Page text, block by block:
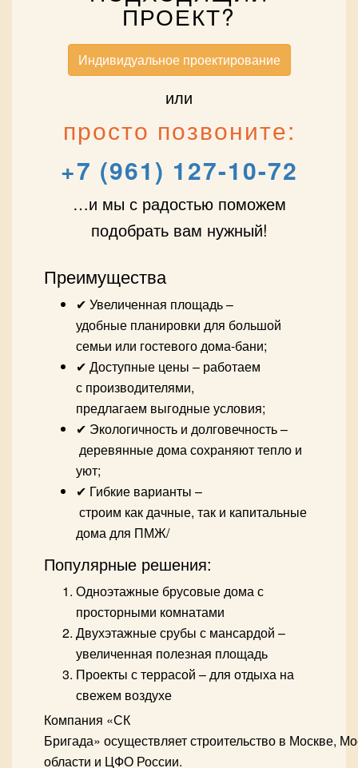
ПРОЕКТ?
Индивидуальное проектирование
или
просто позвоните:
+7 (961) 127-10-72
…и мы с радостью поможем
подобрать вам нужный!
Преимущества
✔ Увеличенная площадь –
удобные планировки для большой
семьи или гостевого дома-бани;
✔ Доступные цены – работаем
с производителями,
предлагаем выгодные условия;
✔ Экологичность и долговечность –
деревянные дома сохраняют тепло и
уют;
✔ Гибкие варианты –
строим как дачные, так и капитальные
дома для ПМЖ/
Популярные решения:
Одноэтажные брусовые дома с
просторными комнатами
Двухэтажные срубы с мансардой –
увеличенная полезная площадь
Проекты с террасой – для отдыха на
свежем воздухе
Компания «СК
Бригада» осуществляет строительство в Москве,
области и ЦФО России.